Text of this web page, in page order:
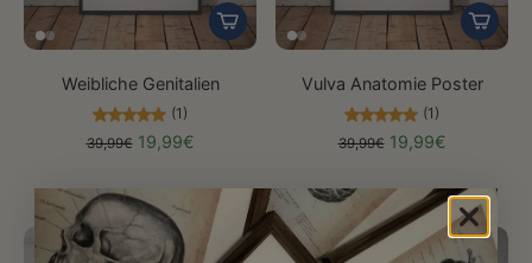
Weibliche Genitalien
(1)
39,99€ 19,99€
Vulva Anatomie Poster
(1)
39,99€ 19,99€